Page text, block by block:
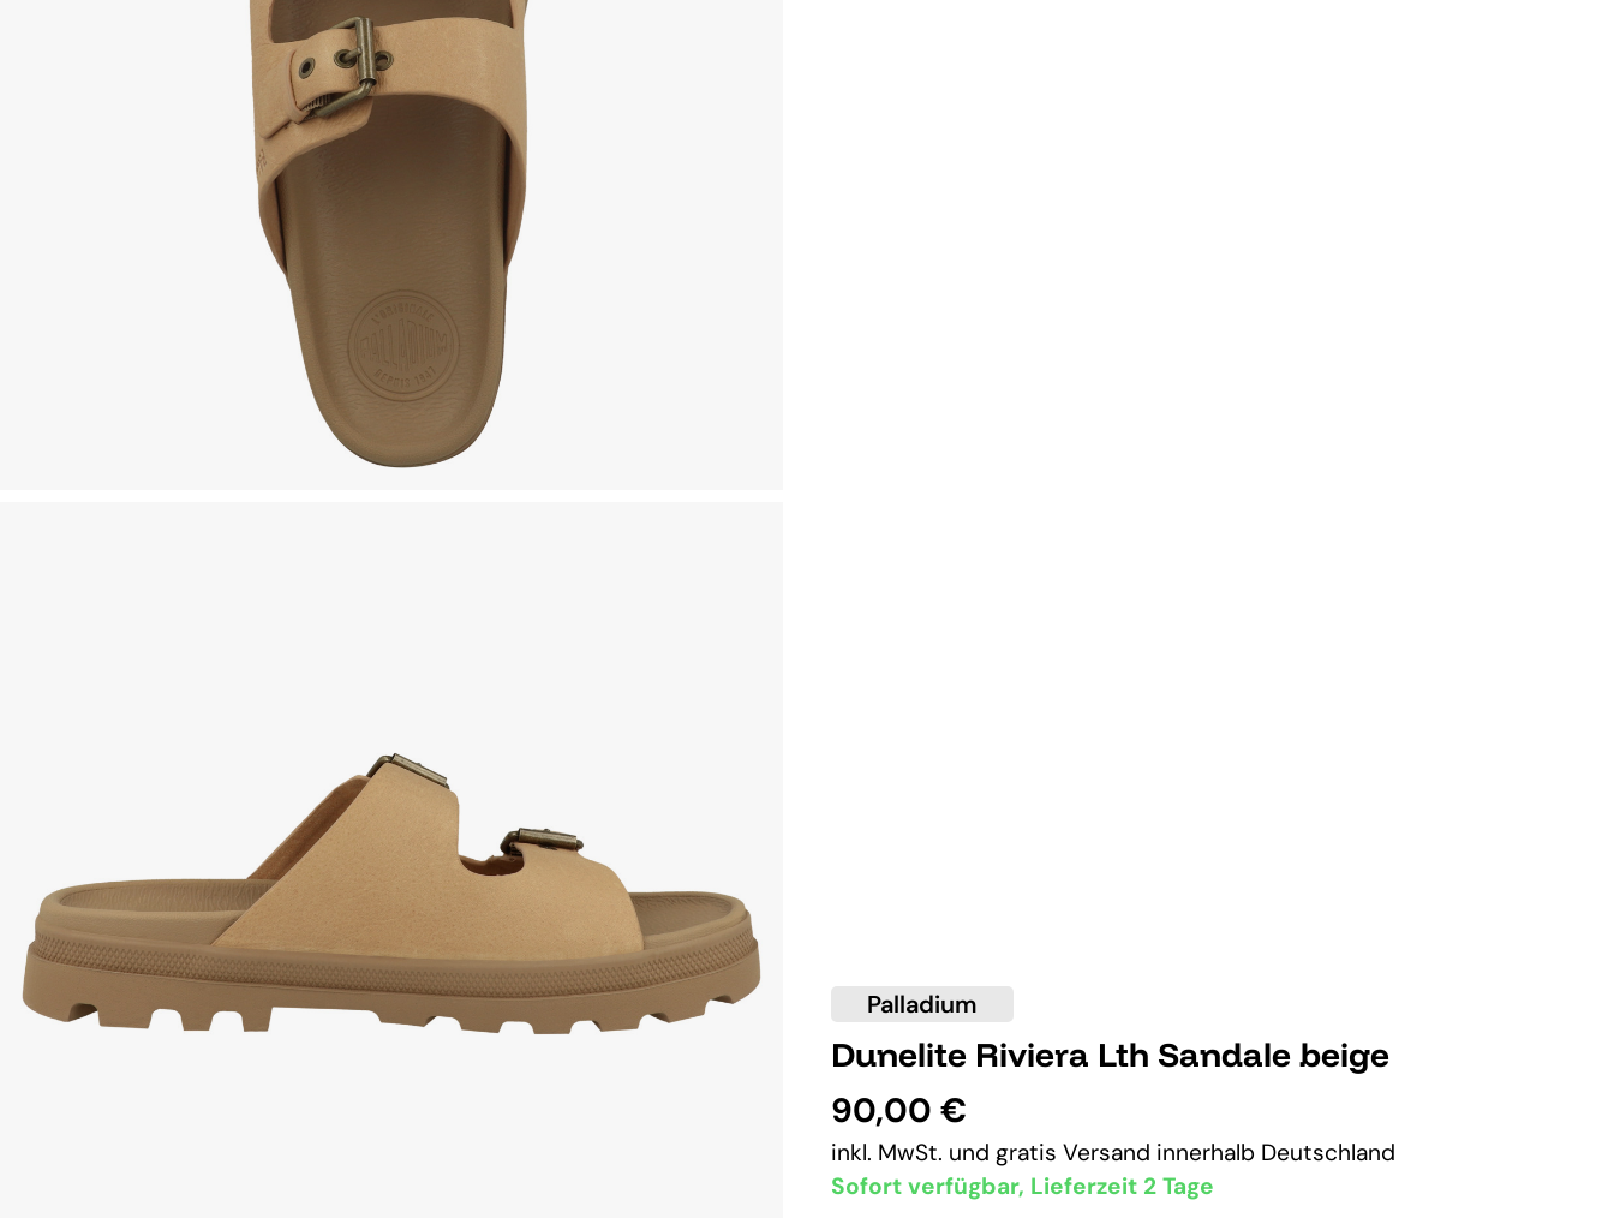
Palladium
Dunelite Riviera Lth Sandale beige
90,00 €
inkl. MwSt. und gratis Versand innerhalb Deutschland
Sofort verfügbar, Lieferzeit 2 Tage